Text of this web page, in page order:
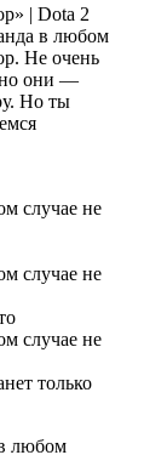
в любом
Не очень
они —
Но ты
только